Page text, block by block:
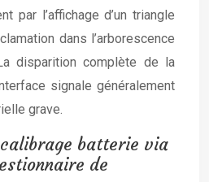
par l’affichage d’un triangle
dans l’arborescence
disparition complète de la
signale généralement
grave.
batterie via
de